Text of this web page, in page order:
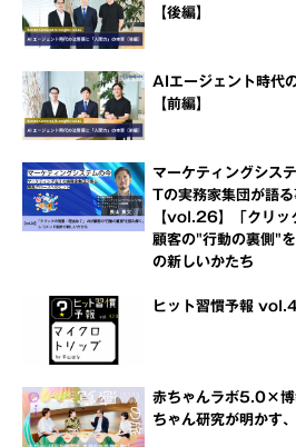
【後編】
AIエージェント時代
【前編】
マーケティングシス
Tの実務家集団が語
【vol.26】「クリッ
顧客の"行動の裏側"
の新しいかたち
ヒット習慣予報
赤ちゃんラボ5.0×
ちゃん研究が明かす